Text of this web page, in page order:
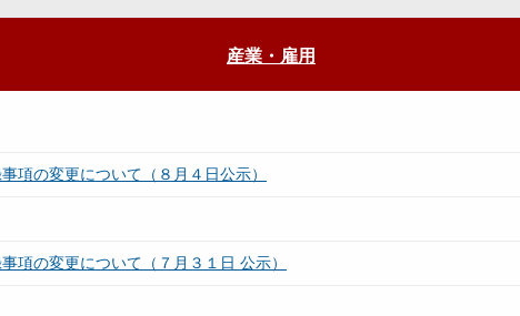
産業・雇用
項の変更について（８月４日公示）
項の変更について（７月３１日 公示）